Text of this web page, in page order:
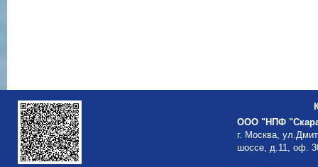
ООО "НПФ
г. Москва,
шоссе, д.11, оф.